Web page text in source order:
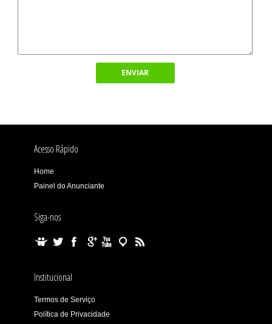
ENVIAR
Acesso Rápido
Home
Painel do Anunciante
Siga-nos
Institucional
Termos de Serviço
Política de Privacidade